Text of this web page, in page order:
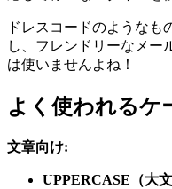
ドレスコードのようなも
し、フレンドリーなメー
は使いませんよね！
よく使われるケ
文章向け:
UPPERCASE（大文